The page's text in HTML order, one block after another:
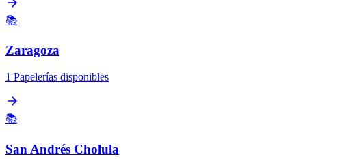
📚
Zaragoza
1 Papelerías disponibles
📚
San Andrés Cholula